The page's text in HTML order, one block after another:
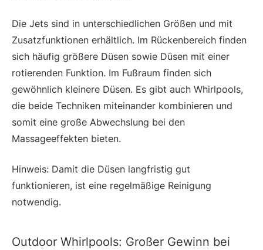
Die Jets sind in unterschiedlichen Größen und mit
Zusatzfunktionen erhältlich. Im Rückenbereich finden
sich häufig größere Düsen sowie Düsen mit einer
rotierenden Funktion. Im Fußraum finden sich
gewöhnlich kleinere Düsen. Es gibt auch Whirlpools,
die beide Techniken miteinander kombinieren und
somit eine große Abwechslung bei den
Massageeffekten bieten.
Hinweis: Damit die Düsen langfristig gut
funktionieren, ist eine regelmäßige Reinigung
notwendig.
Outdoor Whirlpools: Großer Gewinn bei